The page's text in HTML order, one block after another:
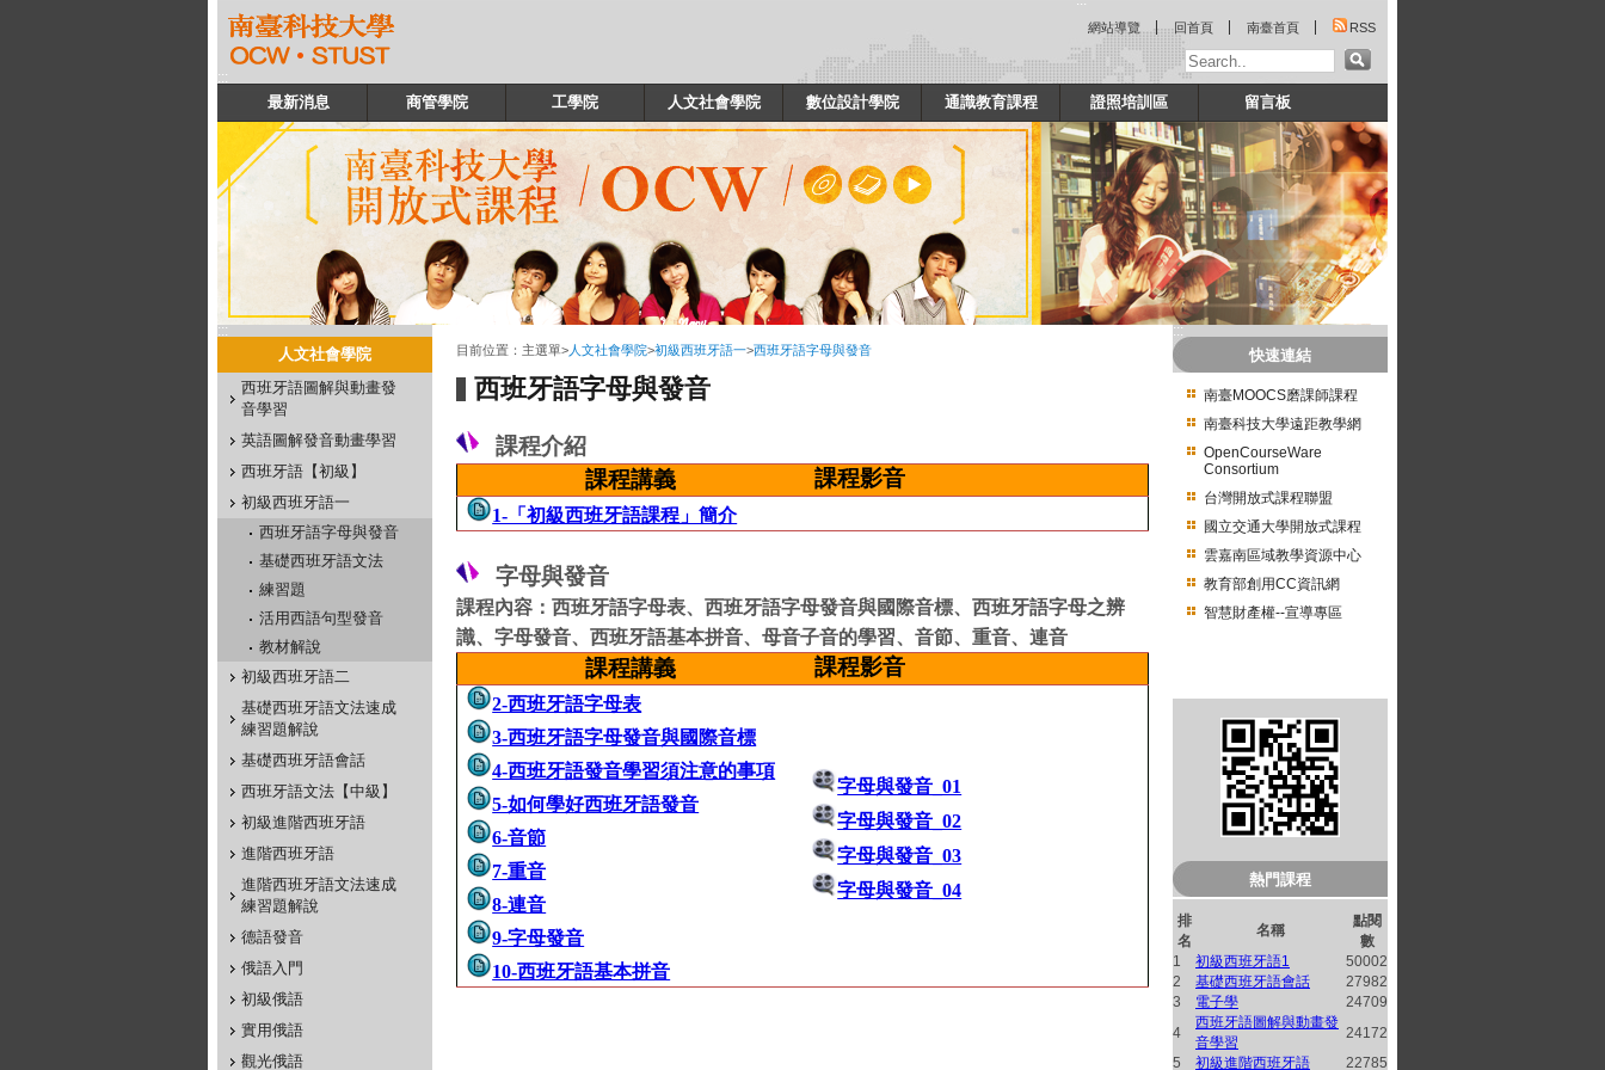
網站導覽 回首頁 南臺首頁 RSS
:::
最新消息 商管學院 工學院 人文社會學院 數位設計學院 通識教育課程 證照培訓區 留言板
:::
人文社會學院
西班牙語圖解與動畫發
音學習
英語圖解發音動畫學習
西班牙語【初級】
初級西班牙語一
西班牙語字母與發音
基礎西班牙語文法
練習題
活用西語句型發音
教材解說
初級西班牙語二
基礎西班牙語文法速成
練習題解說
基礎西班牙語會話
西班牙語文法【中級】
初級進階西班牙語
進階西班牙語
進階西班牙語文法速成
練習題解說
德語發音
俄語入門
初級俄語
實用俄語
觀光俄語
目前位置： 主選單> 人文社會學院>初級西班牙語一>西班牙語字母與發音
西班牙語字母與發音
課程介紹
課程講義
課程影音
1-「初級西班牙語課程」簡介
字母與發音
課程內容： 西班牙語字母表、西班牙語字母發音與國際音標、 西班牙語字母之辨
識、 字母發音、 西班牙語基本拼音、 母音子音的學習、 音節、 重音、 連音
課程講義 課程影音
2-西班牙語字母表
3-西班牙語字母發音與國際音標
4-西班牙語發音學習須注意的事項
5-如何學好西班牙語發音
6-音節
7-重音
8-連音
9-字母發音
10-西班牙語基本拼音
字母與發音_01
字母與發音_02
字母與發音_03
字母與發音_04
:::
快速連結
南臺MOOCS磨課師課程
南臺科技大學遠距教學網
OpenCourseWare
Consortium
台灣開放式課程聯盟
國立交通大學開放式課程
雲嘉南區域教學資源中心
教育部創用CC資訊網
智慧財產權--宣導專區
熱門課程
排
名
名稱
點閱
數
1
初級西班牙語1
50002
2
基礎西班牙語會話
27982
3
電子學
24709
4
西班牙語圖解與動畫發
音學習
24172
5
初級進階西班牙語 22785